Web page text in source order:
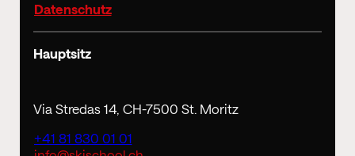
Datenschutz
Hauptsitz
Via Stredas 14, CH-7500 St. Moritz
+41 81 830 01 01